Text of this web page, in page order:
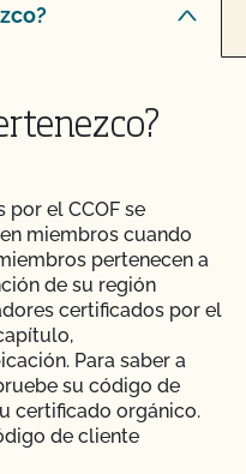
el CCOF se
miembros cuando
pertenecen a
de su región
certificados por el
Para saber a
su código de
certificado orgánico.
de cliente